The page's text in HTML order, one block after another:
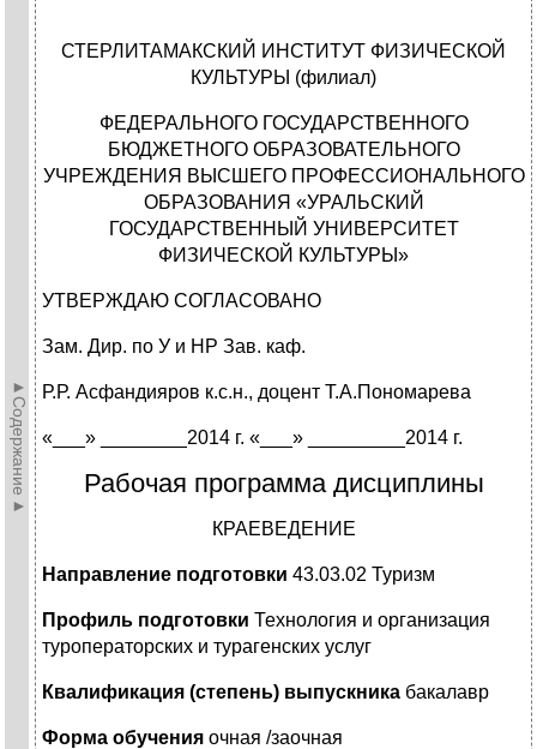
►Содержание►
СТЕРЛИТАМАКСКИЙ ИНСТИТУТ ФИЗИЧЕСКОЙ
КУЛЬТУРЫ (филиал)
ФЕДЕРАЛЬНОГО ГОСУДАРСТВЕННОГО
БЮДЖЕТНОГО ОБРАЗОВАТЕЛЬНОГО
УЧРЕЖДЕНИЯ ВЫСШЕГО ПРОФЕССИОНАЛЬНОГО
ОБРАЗОВАНИЯ «УРАЛЬСКИЙ
ГОСУДАРСТВЕННЫЙ УНИВЕРСИТЕТ
ФИЗИЧЕСКОЙ КУЛЬТУРЫ»
УТВЕРЖДАЮ СОГЛАСОВАНО
Зам. Дир. по У и НР Зав. каф.
Р.Р. Асфандияров к.с.н., доцент Т.А.Пономарева
«___» ________2014 г. «___» _________2014 г.
Рабочая программа дисциплины
КРАЕВЕДЕНИЕ
Направление подготовки 43.03.02 Туризм
Профиль подготовки Технология и организация
туроператорских и турагенских услуг
Квалификация (степень) выпускника бакалавр
Форма обучения очная /заочная